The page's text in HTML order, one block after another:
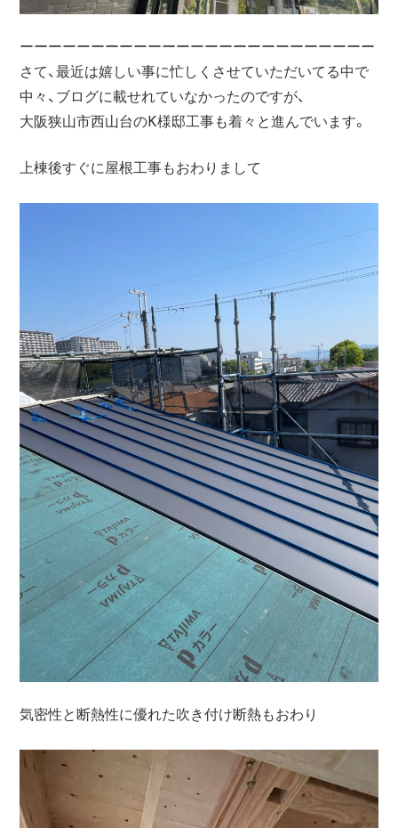
ーーーーーーーーーーーーーーーーーーーーーーーーー
さて、最近は嬉しい事に忙しくさせていただいてる中で
中々、ブログに載せれていなかったのですが、
大阪狭山市西山台のK様邸工事も着々と進んでいます。
上棟後すぐに屋根工事もおわりまして
気密性と断熱性に優れた吹き付け断熱もおわり